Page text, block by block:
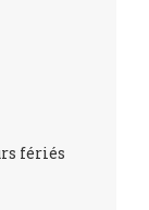
fériés